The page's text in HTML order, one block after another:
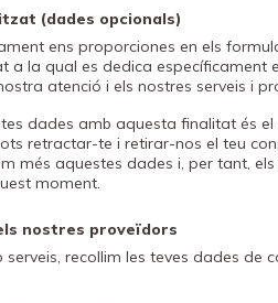
(dades opcionals)
ens proporciones en els
la qual es dedica específicament
atenció i els nostres serveis i
dades amb aquesta finalitat és el
retractar-te i retirar-nos el teu
més aquestes dades i, per tant,
moment.
nostres proveïdors
recollim les teves dades de